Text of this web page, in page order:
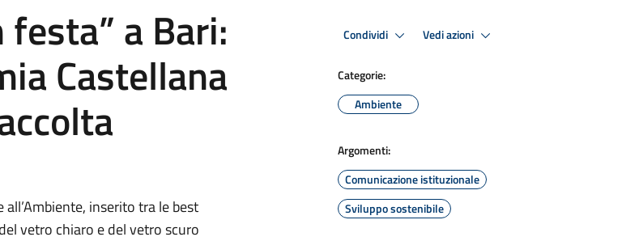
a Bari:
Castellana
inserito tra le best
vetro chiaro e del vetro scuro
Condividi Vedi azioni
Categorie:
Ambiente
Argomenti:
Comunicazione istituzionale
Sviluppo sostenibile